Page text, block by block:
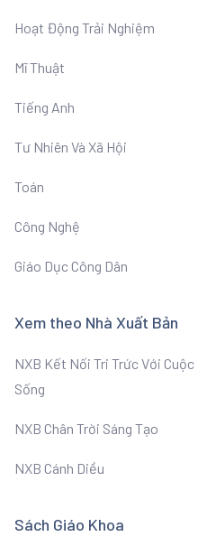
Hoạt Động Trải Nghiệm
Mĩ Thuật
Tiếng Anh
Tư Nhiên Và Xã Hội
Toán
Công Nghệ
Giáo Dục Công Dân
Xem theo Nhà Xuất Bản
NXB Kết Nối Tri Trức Với Cuộc
Sống
NXB Chân Trời Sáng Tạo
NXB Cánh Diều
Sách Giáo Khoa